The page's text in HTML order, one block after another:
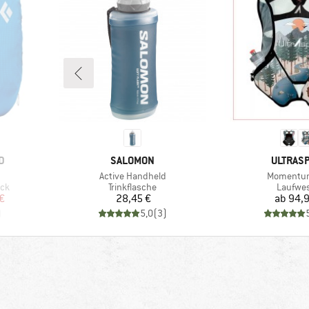
Preis
MARKE
SALOMON
Artikel
Active Handheld
Produktgruppe
Trinkflasche
Preis
28,45 €
5,0(3)
MARKE
Artikel
ab